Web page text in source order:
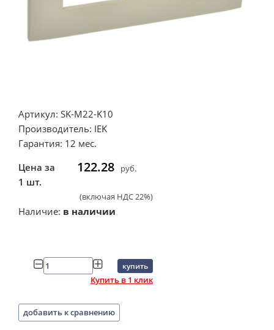
Артикул: SK-M22-K10
Производитель: IEK
Гарантия: 12 мес.
Цена за
1 шт.
122.28 руб.
(включая НДС 22%)
Наличие: в наличии
купить
Купить в 1 клик
добавить к сравнению